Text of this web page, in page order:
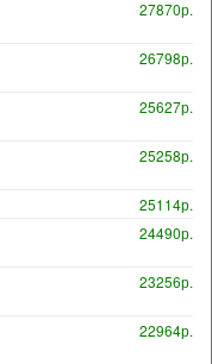
27870р.
26798р.
25627р.
25258р.
25114р.
24490р.
23256р.
22964р.